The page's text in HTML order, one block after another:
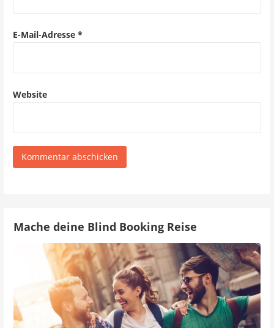
E-Mail-Adresse *
Website
Mache deine Blind Booking Reise